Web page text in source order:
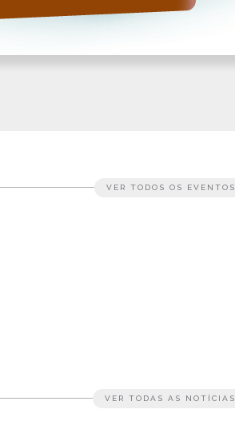
VER TODOS OS EVENTOS
VER TODAS AS NOTÍCIAS